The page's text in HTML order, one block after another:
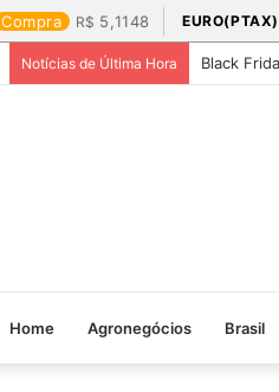
Compra 5,1148 EURO(PTAX)
Notícias de Última Hora Black
Home Agronegócios Brasil